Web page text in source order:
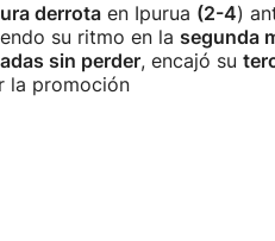
derrota en Ipurua (2-4)
su ritmo en la segunda
sin perder, encajó su
la promoción